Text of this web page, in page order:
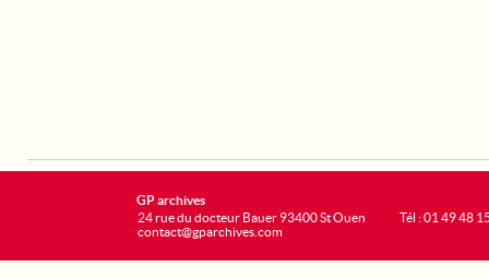
GP archives
24 rue du docteur Bauer 93400 St Ouen
contact@gparchives.com
Tél : 01 49 48